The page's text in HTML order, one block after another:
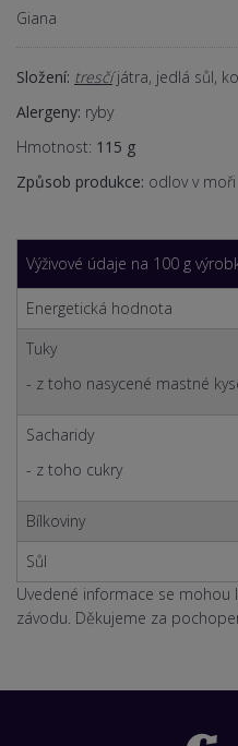
Giana
Složení: tresčíjátra, jedlá sůl,
Alergeny: ryby
Hmotnost: 115 g
Způsob produkce: odlov v moři
Výživové údaje na 100 g
Energetická hodnota
Tuky
- z toho nasycené mastné
Sacharidy
- z toho cukry
Bílkoviny
Sůl
Uvedené informace se mohou
závodu. Děkujeme za